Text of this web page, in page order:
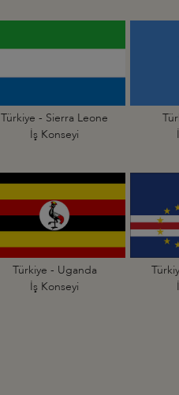
Türkiye - Sierra Leone
İş Konseyi
Türkiye - Uganda
İş Konseyi